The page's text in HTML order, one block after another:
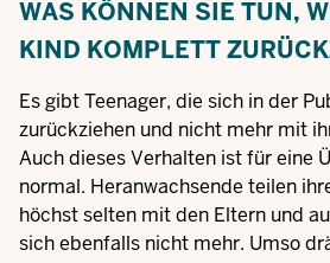
WAS KÖNNEN SIE TUN,
KIND KOMPLETT
Es gibt Teenager, die sich in der
zurückziehen und nicht mehr mit
Auch dieses Verhalten ist für eine
normal. Heranwachsende teilen
höchst selten mit den Eltern und
sich ebenfalls nicht mehr. Umso